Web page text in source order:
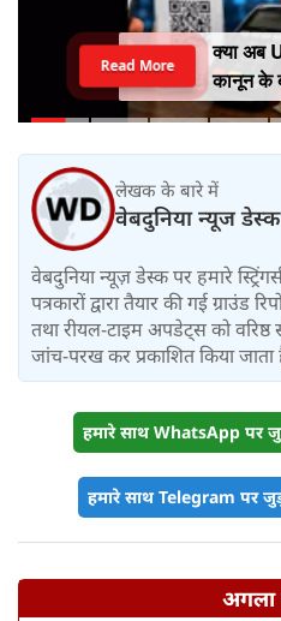
क्या अब
कानून के
किसे नहीं
Read More
लेखक के बारे में
वेबदुनिया न्यूज डेस्क
वेबदुनिया न्यूज़ डेस्क पर हमारे
पत्रकारों द्वारा तैयार की गई ग्राउंड
तथा रीयल-टाइम अपडेट्स को वरिष्ठ
जांच-परख कर प्रकाशित किया जाता
हमारे साथ WhatsApp पर
हमारे साथ Telegram पर